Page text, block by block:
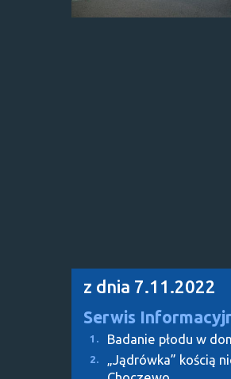
z dnia 7.11.2022
Serwis
1. Badanie płodu w
2.
„Jądrówka” kością